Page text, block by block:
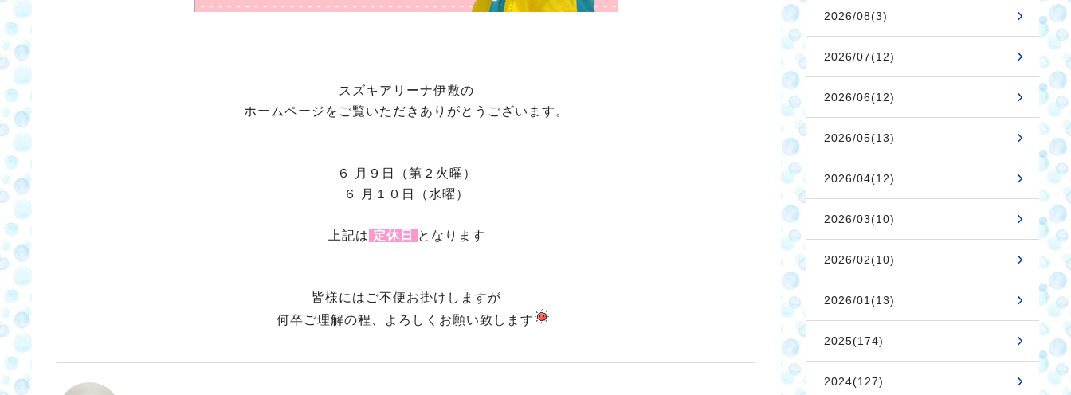
スズキアリーナ伊敷の
ホームページをご覧いただきありがとうございます。
６ 月９日（第２火曜）
６ 月１０日（水曜）
上記は 定休日 となります
皆様にはご不便お掛けしますが
何卒ご理解の程、よろしくお願い致します
2026/08(3)
2026/07(12)
2026/06(12)
2026/05(13)
2026/04(12)
2026/03(10)
2026/02(10)
2026/01(13)
2025(174)
2024(127)